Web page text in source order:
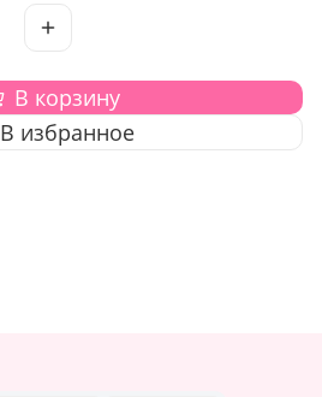
В корзину
В избранное